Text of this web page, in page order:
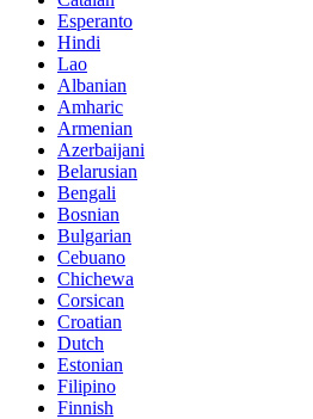
Esperanto
Hindi
Lao
Albanian
Amharic
Armenian
Azerbaijani
Belarusian
Bengali
Bosnian
Bulgarian
Cebuano
Chichewa
Corsican
Croatian
Dutch
Estonian
Filipino
Finnish